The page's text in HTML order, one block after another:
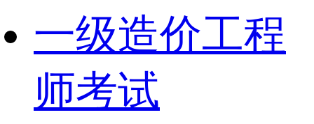
一级造价工程
师考试